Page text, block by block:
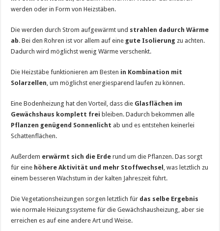
werden oder in Form von Heizstäben.
Die werden durch Strom aufgewärmt und strahlen dadurch Wärme
ab. Bei den Rohren ist vor allem auf eine gute Isolierung zu achten.
Dadurch wird möglichst wenig Wärme verschenkt.
Die Heizstäbe funktionieren am Besten in Kombination mit
Solarzellen , um möglichst energiesparend laufen zu können.
Eine Bodenheizung hat den Vorteil, dass die Glasflächen im
Gewächshaus komplett frei bleiben. Dadurch bekommen alle
Pflanzen genügend Sonnenlicht ab und es entstehen keinerlei
Schattenflächen.
Außerdem erwärmt sich die Erde rund um die Pflanzen. Das sorgt
für eine höhere Aktivität und mehr Stoffwechsel , was letztlich zu
einem besseren Wachstum in der kalten Jahreszeit führt.
Die Vegetationsheizungen sorgen letztlich für das selbe Ergebnis
wie normale Heizungssysteme für die Gewächshausheizung, aber sie
erreichen es auf eine andere Art und Weise.